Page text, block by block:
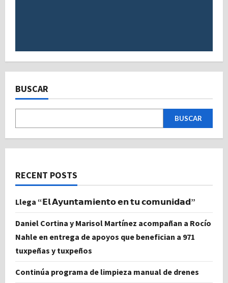
BUSCAR
BUSCAR
RECENT POSTS
Llega “𝗘𝗹 𝗔𝘆𝘂𝗻𝘁𝗮𝗺𝗶𝗲𝗻𝘁𝗼 𝗲𝗻 𝘁𝘂 𝗰𝗼𝗺𝘂𝗻𝗶𝗱𝗮𝗱”
Daniel Cortina y Marisol Martínez acompañan a Rocío
Nahle en entrega de apoyos que benefician a 971
tuxpeñas y tuxpeños
Continúa programa de limpieza manual de drenes